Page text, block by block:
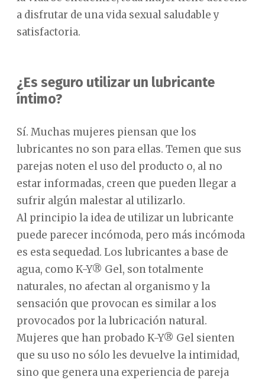
a disfrutar de una vida sexual saludable y
satisfactoria.
¿Es seguro utilizar un lubricante
íntimo?
Sí. Muchas mujeres piensan que los
lubricantes no son para ellas. Temen que sus
parejas noten el uso del producto o, al no
estar informadas, creen que pueden llegar a
sufrir algún malestar al utilizarlo.
Al principio la idea de utilizar un lubricante
puede parecer incómoda, pero más incómoda
es esta sequedad. Los lubricantes a base de
agua, como K-Y® Gel, son totalmente
naturales, no afectan al organismo y la
sensación que provocan es similar a los
provocados por la lubricación natural.
Mujeres que han probado K-Y® Gel sienten
que su uso no sólo les devuelve la intimidad,
sino que genera una experiencia de pareja